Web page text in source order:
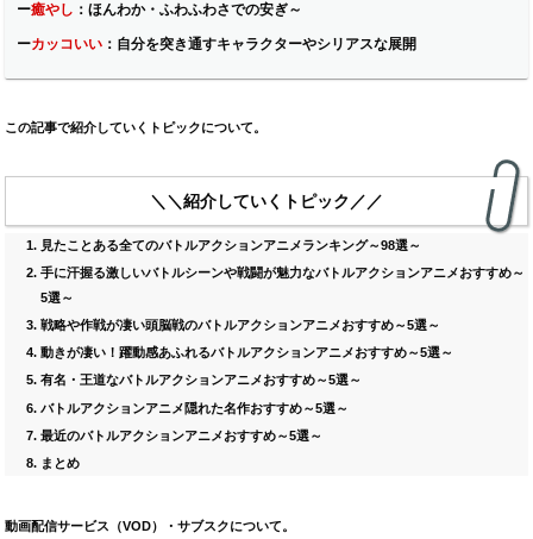
ー癒やし ：ほんわか・ふわふわさでの安ぎ～
ーカッコいい ： 自分を突き通すキャラクターやシリアスな展開
この記事で紹介していくトピックについて。
＼＼紹介していくトピック／／
見たことある全てのバトルアクションアニメランキング～98選～
手に汗握る激しいバトルシーンや戦闘が魅力なバトルアクションアニメおすすめ～
5選～
戦略や作戦が凄い頭脳戦のバトルアクションアニメおすすめ～5選～
動きが凄い！躍動感あふれるバトルアクションアニメおすすめ～5選～
有名・王道なバトルアクションアニメおすすめ～5選～
バトルアクションアニメ隠れた名作おすすめ～5選～
最近のバトルアクションアニメおすすめ～5選～
まとめ
動画配信サービス（VOD）・サブスクについて。